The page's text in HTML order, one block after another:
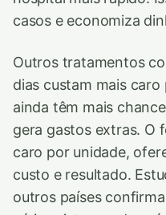
casos e economiza
Outros tratamentos
dias custam mais caro
ainda têm mais
gera gastos extras. O
caro por unidade,
custo e resultado.
outros países